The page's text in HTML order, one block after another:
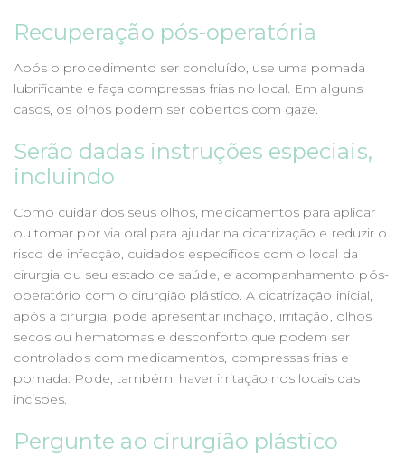
Recuperação pós-operatória
Após o procedimento ser concluído, use uma pomada
lubrificante e faça compressas frias no local. Em alguns
casos, os olhos podem ser cobertos com gaze.
Serão dadas instruções especiais,
incluindo
Como cuidar dos seus olhos, medicamentos para aplicar
ou tomar por via oral para ajudar na cicatrização e reduzir o
risco de infecção, cuidados específicos com o local da
cirurgia ou seu estado de saúde, e acompanhamento pós-
operatório com o cirurgião plástico. A cicatrização inicial,
após a cirurgia, pode apresentar inchaço, irritação, olhos
secos ou hematomas e desconforto que podem ser
controlados com medicamentos, compressas frias e
pomada. Pode, também, haver irritação nos locais das
incisões.
Pergunte ao cirurgião plástico